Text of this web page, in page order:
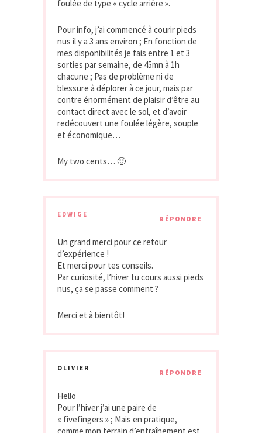
foulée de type « cycle arrière ».
Pour info, j’ai commencé à courir pieds
nus il y a 3 ans environ ; En fonction de
mes disponibilités je fais entre 1 et 3
sorties par semaine, de 45mn à 1h
chacune ; Pas de problème ni de
blessure à déplorer à ce jour, mais par
contre énormément de plaisir d’être au
contact direct avec le sol, et d’avoir
redécouvert une foulée légère, souple
et économique…
My two cents… 🙂
EDWIGE
RÉPONDRE
Un grand merci pour ce retour
d’expérience !
Et merci pour tes conseils.
Par curiosité, l’hiver tu cours aussi pieds
nus, ça se passe comment ?
Merci et à bientôt!
OLIVIER
RÉPONDRE
Hello
Pour l’hiver j’ai une paire de
« fivefingers » ; Mais en pratique,